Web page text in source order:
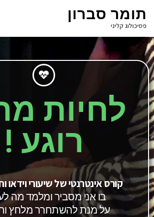
תומר סברון
פסיכולוג קליני
לחיות
רוגע !
קורס אינטרנטי של שיעורי וידאו
בו אני מסביר ומלמד מה
על מנת להשתחרר מלחץ